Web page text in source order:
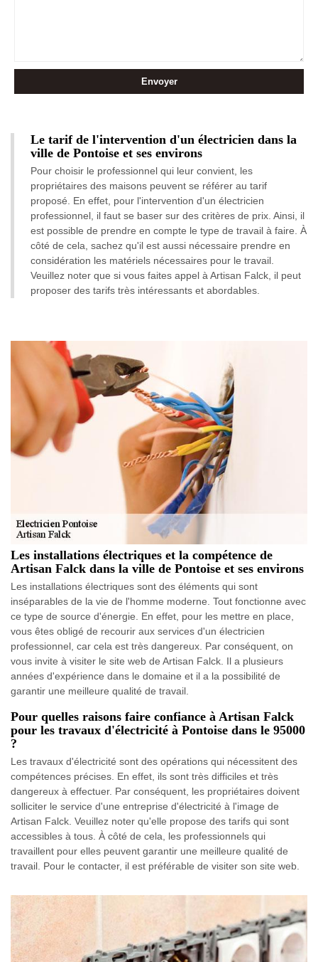
Le tarif de l'intervention d'un électricien dans la
ville de Pontoise et ses environs
Pour choisir le professionnel qui leur convient, les
propriétaires des maisons peuvent se référer au tarif
proposé. En effet, pour l'intervention d'un électricien
professionnel, il faut se baser sur des critères de prix. Ainsi, il
est possible de prendre en compte le type de travail à faire. À
côté de cela, sachez qu'il est aussi nécessaire prendre en
considération les matériels nécessaires pour le travail.
Veuillez noter que si vous faites appel à Artisan Falck, il peut
proposer des tarifs très intéressants et abordables.
Les installations électriques et la compétence de
Artisan Falck dans la ville de Pontoise et ses environs
Les installations électriques sont des éléments qui sont
inséparables de la vie de l'homme moderne. Tout fonctionne avec
ce type de source d'énergie. En effet, pour les mettre en place,
vous êtes obligé de recourir aux services d'un électricien
professionnel, car cela est très dangereux. Par conséquent, on
vous invite à visiter le site web de Artisan Falck. Il a plusieurs
années d'expérience dans le domaine et il a la possibilité de
garantir une meilleure qualité de travail.
Pour quelles raisons faire confiance à Artisan Falck
pour les travaux d'électricité à Pontoise dans le 95000
?
Les travaux d'électricité sont des opérations qui nécessitent des
compétences précises. En effet, ils sont très difficiles et très
dangereux à effectuer. Par conséquent, les propriétaires doivent
solliciter le service d'une entreprise d'électricité à l'image de
Artisan Falck. Veuillez noter qu'elle propose des tarifs qui sont
accessibles à tous. À côté de cela, les professionnels qui
travaillent pour elles peuvent garantir une meilleure qualité de
travail. Pour le contacter, il est préférable de visiter son site web.